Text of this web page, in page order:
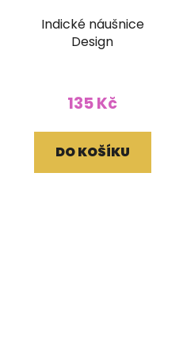
Indické náušnice
Design
135 Kč
DO KOŠÍKU